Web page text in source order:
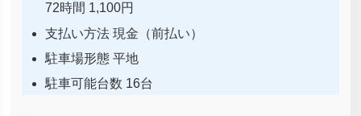
72時間 1,100円
支払い方法 現金（前払い）
駐車場形態 平地
駐車可能台数 16台